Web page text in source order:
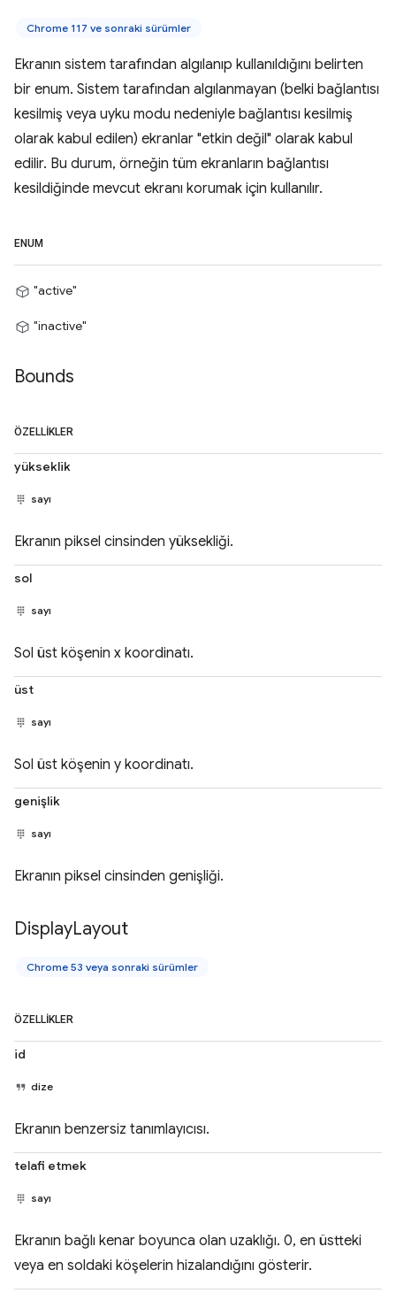
Chrome 117 ve sonraki sürümler
Ekranın sistem tarafından algılanıp kullanıldığını belirten
bir enum. Sistem tarafından algılanmayan (belki bağlantısı
kesilmiş veya uyku modu nedeniyle bağlantısı kesilmiş
olarak kabul edilen) ekranlar "etkin değil" olarak kabul
edilir. Bu durum, örneğin tüm ekranların bağlantısı
kesildiğinde mevcut ekranı korumak için kullanılır.
ENUM
"active"
"inactive"
Bounds
ÖZELLIKLER
yükseklik
sayı
Ekranın piksel cinsinden yüksekliği.
sol
sayı
Sol üst köşenin x koordinatı.
üst
sayı
Sol üst köşenin y koordinatı.
genişlik
sayı
Ekranın piksel cinsinden genişliği.
DisplayLayout
Chrome 53 veya sonraki sürümler
ÖZELLIKLER
id
dize
Ekranın benzersiz tanımlayıcısı.
telafi etmek
sayı
Ekranın bağlı kenar boyunca olan uzaklığı. 0, en üstteki
veya en soldaki köşelerin hizalandığını gösterir.